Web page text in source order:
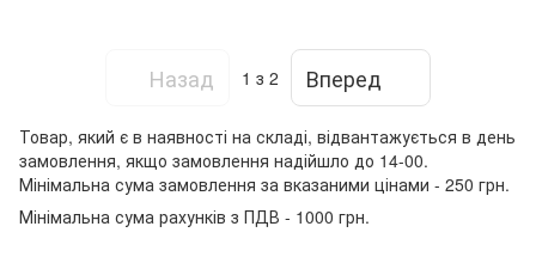
Назад 1 з 2 Вперед
Товар, який є в наявності на складі, відвантажується в день
замовлення, якщо замовлення надійшло до 14-00.
Мінімальна сума замовлення за вказаними цінами - 250 грн.
Мінімальна сума рахунків з ПДВ - 1000 грн.